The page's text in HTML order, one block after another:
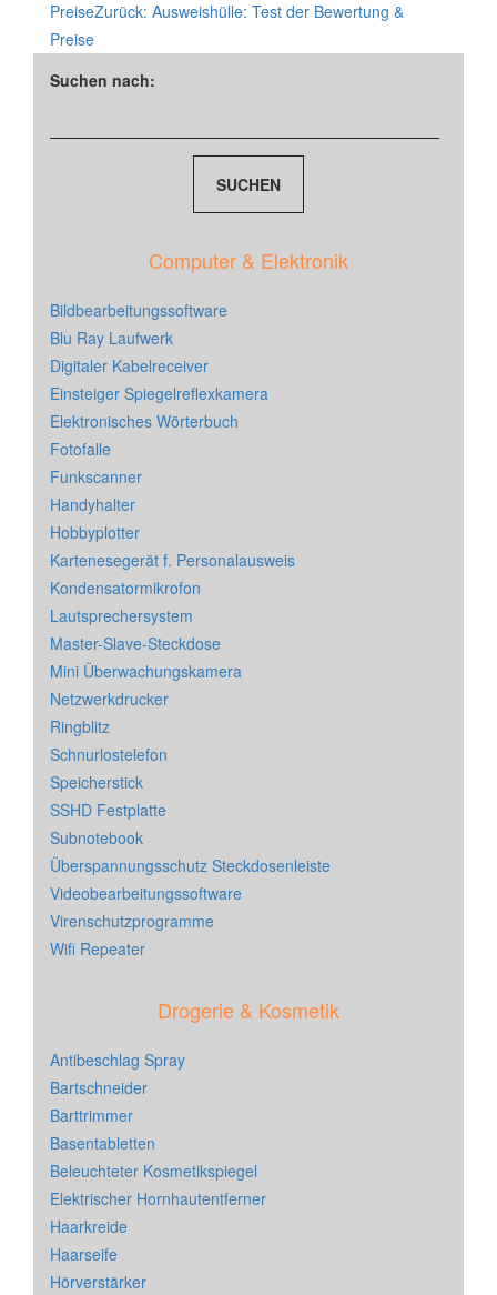
PreiseZurück: Ausweishülle: Test der Bewertung &
Preise
Suchen nach:
Computer & Elektronik
Bildbearbeitungssoftware
Blu Ray Laufwerk
Digitaler Kabelreceiver
Einsteiger Spiegelreflexkamera
Elektronisches Wörterbuch
Fotofalle
Funkscanner
Handyhalter
Hobbyplotter
Kartenesegerät f. Personalausweis
Kondensatormikrofon
Lautsprechersystem
Master-Slave-Steckdose
Mini Überwachungskamera
Netzwerkdrucker
Ringblitz
Schnurlostelefon
Speicherstick
SSHD Festplatte
Subnotebook
Überspannungsschutz Steckdosenleiste
Videobearbeitungssoftware
Virenschutzprogramme
Wifi Repeater
Drogerie & Kosmetik
Antibeschlag Spray
Bartschneider
Barttrimmer
Basentabletten
Beleuchteter Kosmetikspiegel
Elektrischer Hornhautentferner
Haarkreide
Haarseife
Hörverstärker